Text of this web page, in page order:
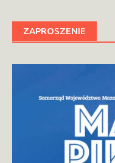
ZAPROSZENIE